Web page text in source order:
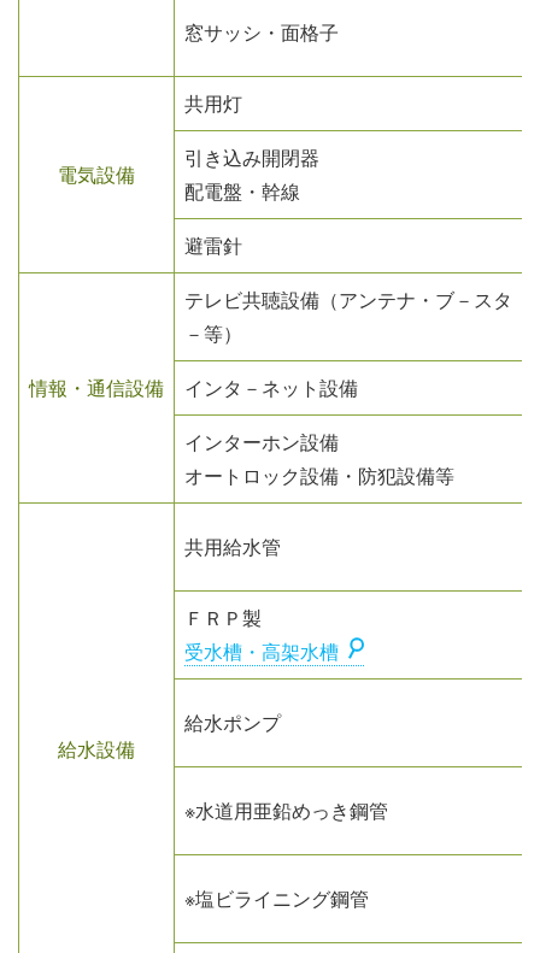
窓サッシ・面格子
電気設備
共用灯
引き込み開閉器
配電盤・幹線
避雷針
情報・通信設備
テレビ共聴設備（アンテナ・ブ－スタ
－等）
インタ－ネット設備
インターホン設備
オートロック設備・防犯設備等
給水設備
共用給水管
ＦＲＰ製
受水槽・高架水槽
給水ポンプ
※水道用亜鉛めっき鋼管
※塩ビライニング鋼管